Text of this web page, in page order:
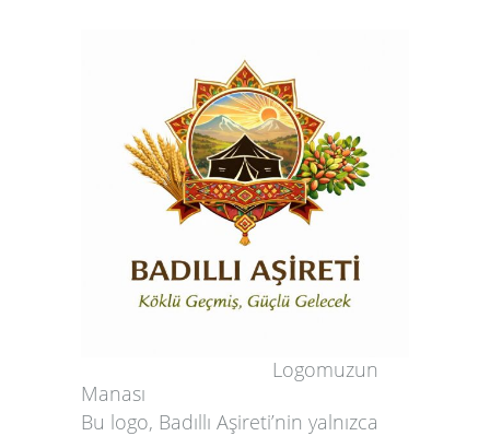
Logomuzun
Manası
Bu logo, Badıllı Aşireti’nin yalnızca